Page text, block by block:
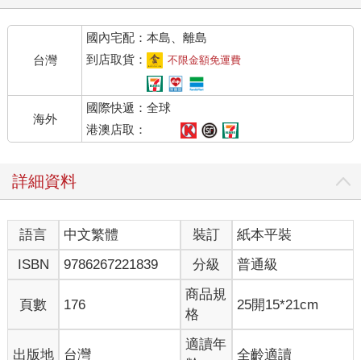
時又有會產生條紋的T（斑紋）基因時，就會在全身形成虎斑花
花紋取決於每根毛的分布排列。如果有的地方長白毛，有的地方
長黑毛，就會形成白黑相間的雙色斑紋。
條紋（虎斑）的樣式取決於基因。棕虎斑貓的條紋，就是由黑色
較多／褐色較多的兩種條紋毛相間形成。
【摘文２】橘虎斑貓（節錄）
歷史．江戶時代之後來到日本
橘虎斑貓自江戶時代開始見於繪畫中。因此，一般認為牠是在近
代才來到日本。
被毛為褐色（橘色）的條紋花色，在英文裡叫作red mackerel
tabby，因其毛色又被稱為marmalade cat（橘子醬貓）或ginger
O（橘）基因會產生褐色或橘色的毛色，基因型上屬於「變異
台灣
國內宅配：本島、離島
到店取貨：
不限金額免運費
海外
國際快遞：全球
港澳店取：
詳細資料
語言 中文繁體 裝訂
紙本平裝
ISBN
9786267221839 分級 普通級
頁數 176
商品規
格
25開15*21cm
出版地 台灣
適讀年
全齡適讀